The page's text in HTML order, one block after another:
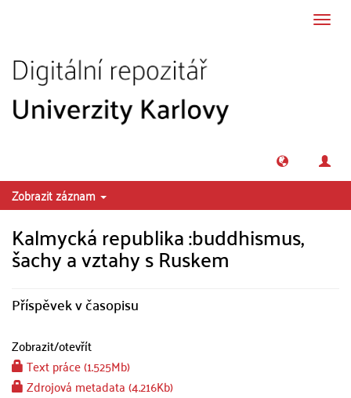
Zobrazit záznam
Kalmycká republika :buddhismus,
šachy a vztahy s Ruskem
Příspěvek v časopisu
Zobrazit/otevřít
Text práce (1.525Mb)
Zdrojová metadata (4.216Kb)